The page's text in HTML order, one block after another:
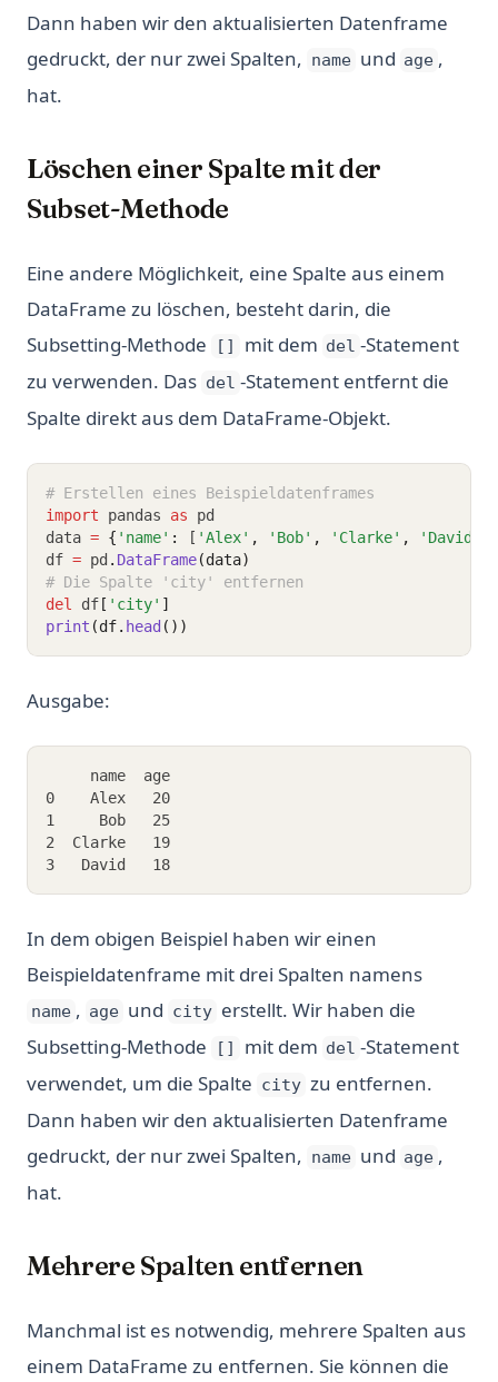
Dann haben wir den aktualisierten Datenframe
gedruckt, der nur zwei Spalten, name und age ,
hat.
Löschen einer Spalte mit der
Subset-Methode
Eine andere Möglichkeit, eine Spalte aus einem
DataFrame zu löschen, besteht darin, die
Subsetting-Methode
[] mit dem del -Statement
zu verwenden. Das del -Statement entfernt die
Spalte direkt aus dem DataFrame-Objekt.
# Erstellen eines Beispieldatenframes
import pandas as pd
data = { 'name' : [ 'Alex' , 'Bob' , 'Clarke' , 'David'
df = pd . DataFrame(data)
# Die Spalte 'city' entfernen
del
df [ 'city' ]
print (df. head ())
Ausgabe:
     name  age
0    Alex   20
1     Bob   25
2  Clarke   19
3   David   18
In dem obigen Beispiel haben wir einen
Beispieldatenframe mit drei Spalten namens
name , age und city erstellt. Wir haben die
Subsetting-Methode
[] mit dem del -Statement
verwendet, um die Spalte city zu entfernen.
Dann haben wir den aktualisierten Datenframe
gedruckt, der nur zwei Spalten, name und age ,
hat.
Mehrere Spalten entfernen
Manchmal ist es notwendig, mehrere Spalten aus
einem DataFrame zu entfernen. Sie können die